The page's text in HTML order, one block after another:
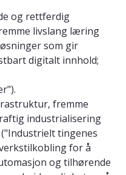
og rettferdig
livslang læring
som gir
digitalt innhold;
fremme
industrialisering
tingenes
for å
og tilhørende